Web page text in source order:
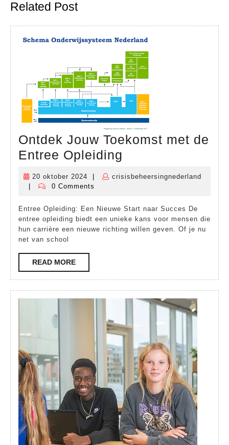
post:
Related Post
Ontdek Jouw Toekomst met de
Entree Opleiding
Toekomst
de
Entree
20 oktober 2024
20
oktober
crisisbeheersingnederland
crisisbeheersingnederland
0 Comments
Entree Opleiding: Een Nieuwe Start naar Succes De
entree opleiding biedt een unieke kans voor mensen die
hun carrière een nieuwe richting willen geven. Of je nu
net van school
READ MOREREAD
MORE